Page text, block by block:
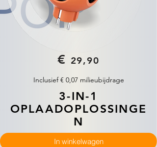
€ 29,90
Inclusief € 0,07 milieubijdrage
3-IN-1
OPLAADOPLOSSINGE
N
In winkelwagen